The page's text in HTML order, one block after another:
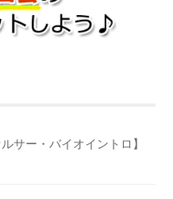
サー・バイオイントロ】